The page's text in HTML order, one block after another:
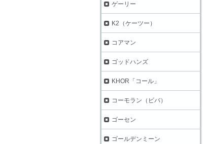
ゲーリー
K2（ケーツー）
コアマン
ゴッドハンズ
KHOR「コール」
コーモラン（ビバ）
ゴーセン
ゴールデンミーン